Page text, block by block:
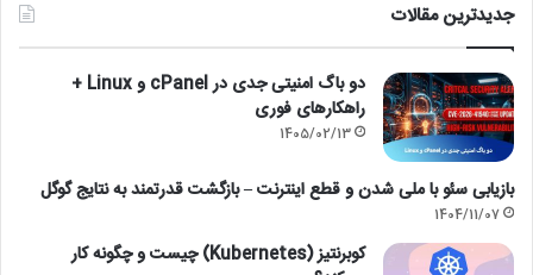
جدیدترین مقالات
دو باگ امنیتی جدی در cPanel و Linux +
راهکارهای فوری
1405/02/13
بازیابی سئو با ملی شدن و قطع اینترنت – بازگشت قدرتمند به نتایج گوگل
1404/11/07
کوبرنتیز (Kubernetes) چیست و چگونه کار